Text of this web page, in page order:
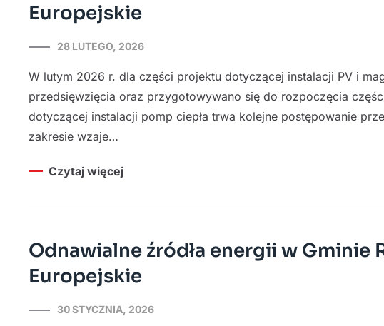
Europejskie
28 LUTEGO, 2026
W lutym 2026 r. dla części projektu dotyczącej instalacji PV i
przedsięwzięcia oraz przygotowywano się do rozpoczęcia
dotyczącej instalacji pomp ciepła trwa kolejne postępowanie
zakresie wzaje…
Czytaj więcej
Odnawialne źródła energii w Gminie
Europejskie
30 STYCZNIA, 2026